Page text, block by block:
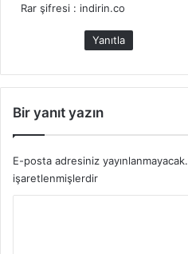
i
k
Rar şifresi : indirin.co
Yanıtla
Bir yanıt yazın
E-posta adresiniz yayınlanmayacak.
işaretlenmişlerdir